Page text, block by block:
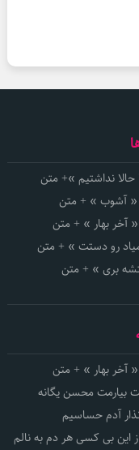
نداشتیم »+ متن
« آشوب » + متن
آخر بهار » + متن
رو دستت » + متن
بری » + متن
آخر بهار » + متن
بیارمت محسن یگانه
آدم حساسیم
این بی کسی هر دم به نالم